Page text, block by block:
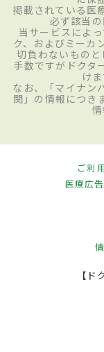
掲載されている医
必ず該当
当サービスによ
ク、およびミーカ
切負わないもの
手数ですがドクタ
け
なお、「マイナン
関」の情報につき
ご利
医療広
【ド